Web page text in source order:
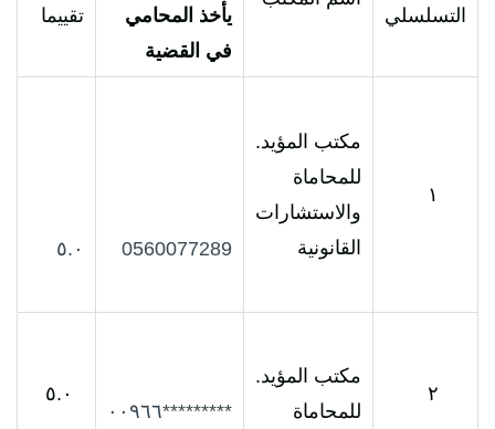
التسلسلي
يأخذ المحامي
في القضية
تقييما
مكتب المؤيد.
للمحاماة
والاستشارات
القانونية
0560077289 ٥.٠
مكتب المؤيد.
للمحاماة
*********٠٠٩٦٦